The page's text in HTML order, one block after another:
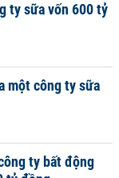
ty sữa vốn 600 tỷ
một công ty sữa
ty bất động